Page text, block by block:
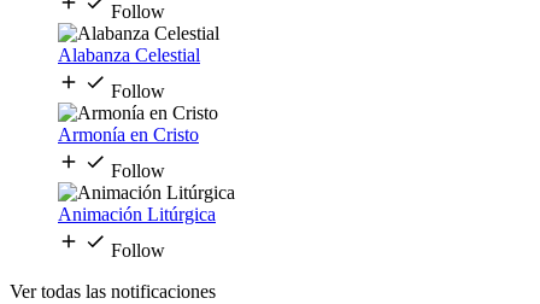
Follow
Alabanza Celestial
Follow
Armonía en Cristo
Follow
Animación Litúrgica
Follow
Ver todas las notificaciones